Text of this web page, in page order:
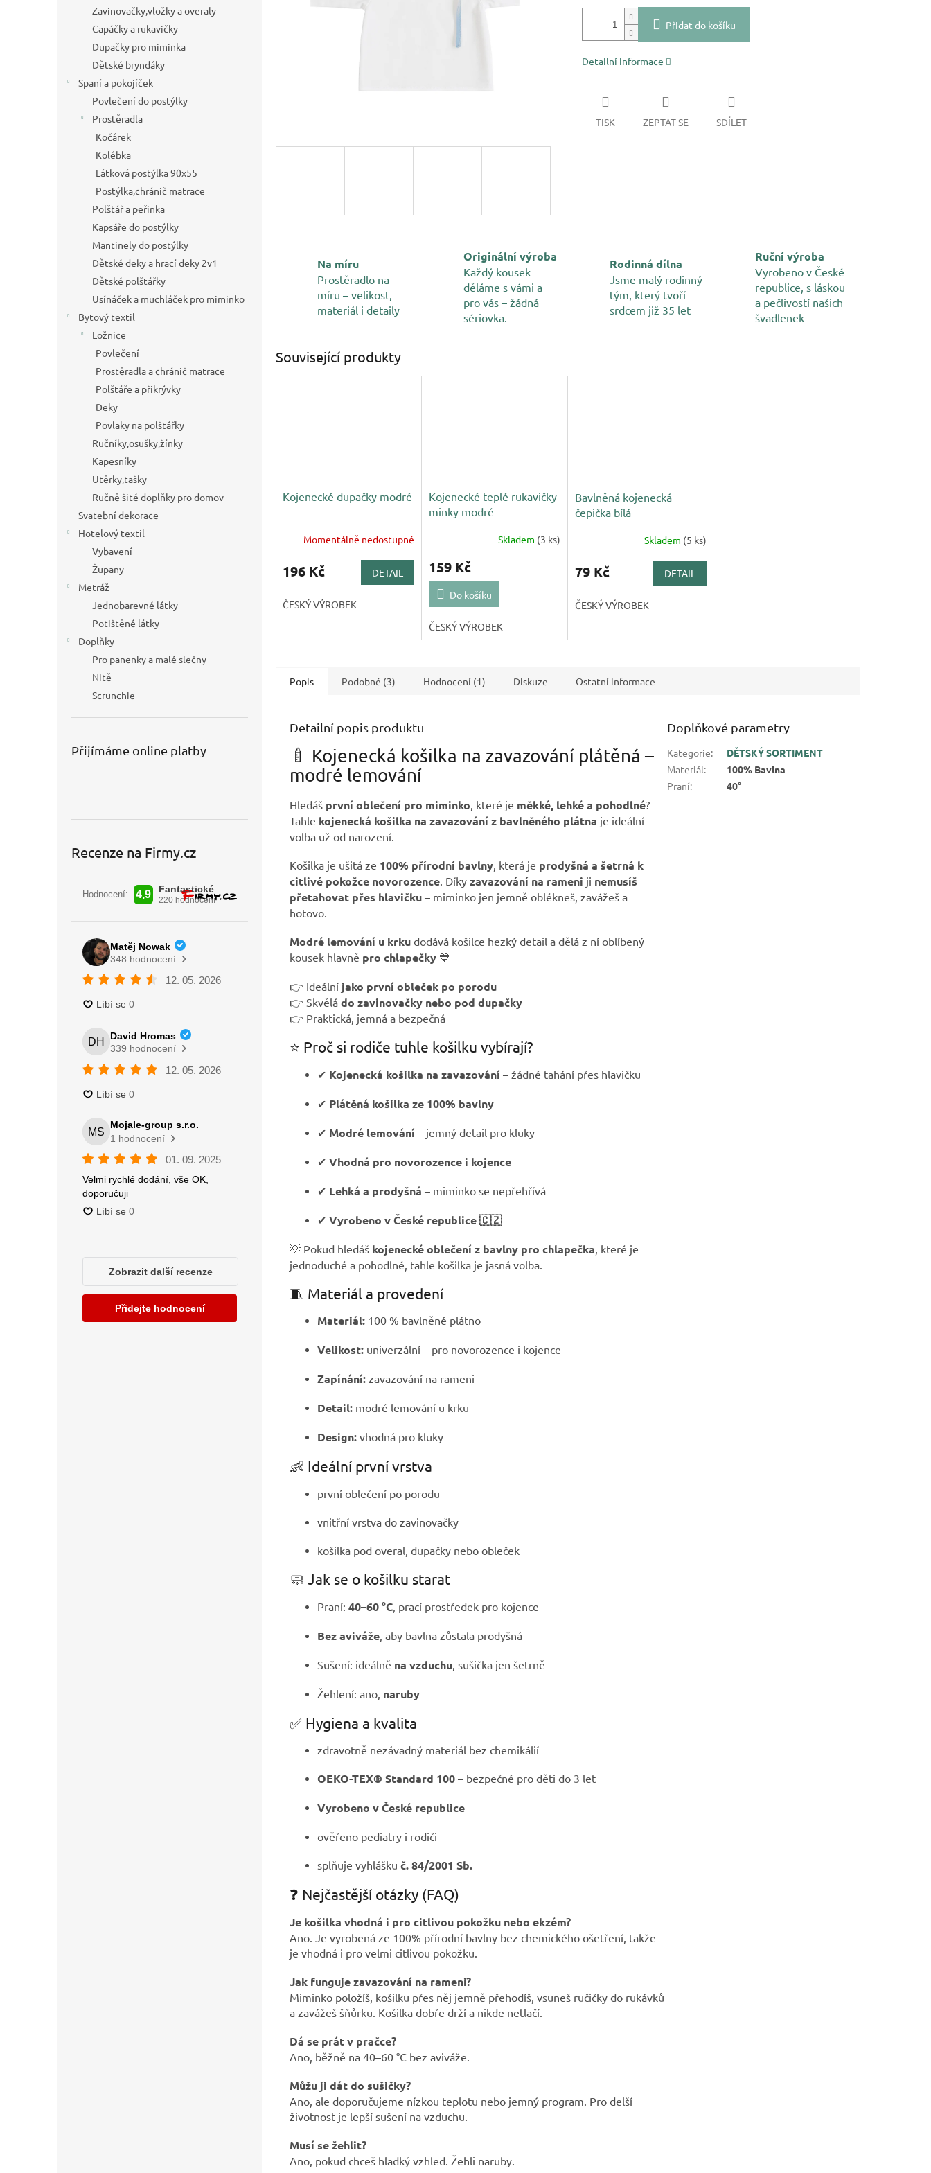
Zavinovačky,vložky a overaly
Capáčky a rukavičky
Dupačky pro miminka
Dětské bryndáky
Spaní a pokojíček
Povlečení do postýlky
Prostěradla
Kočárek
Kolébka
Látková postýlka 90x55
Postýlka,chránič matrace
Polštář a peřinka
Kapsáře do postýlky
Mantinely do postýlky
Dětské deky a hrací deky 2v1
Dětské polštářky
Usínáček a muchláček pro miminko
Bytový textil
Ložnice
Povlečení
Prostěradla a chránič matrace
Polštáře a přikrývky
Deky
Povlaky na polštářky
Ručníky,osušky,žínky
Kapesníky
Utěrky,tašky
Ručně šité doplňky pro domov
Svatební dekorace
Hotelový textil
Vybavení
Župany
Metráž
Jednobarevné látky
Potištěné látky
Doplňky
Pro panenky a malé slečny
Nitě
Scrunchie
Přijímáme online platby
Recenze na Firmy.cz
Přidat do košíku
Detailní informace
TISK ZEPTAT SE SDÍLET
Na míru
Prostěradlo na
míru – velikost,
materiál i detaily
Originální výroba
Každý kousek
děláme s vámi a
pro vás – žádná
sériovka.
Rodinná dílna
Jsme malý rodinný
tým, který tvoří
srdcem již 35 let
Ruční výroba
Vyrobeno v České
republice, s láskou
a pečlivostí našich
švadlenek
Související produkty
Kojenecké dupačky modré
Momentálně nedostupné
196 Kč DETAIL
ČESKÝ VÝROBEK
Kojenecké teplé rukavičky
minky modré
Skladem (3 ks)
159 Kč
Do košíku
ČESKÝ VÝROBEK
Bavlněná kojenecká
čepička bílá
Skladem (5 ks)
79 Kč DETAIL
ČESKÝ VÝROBEK
Popis Podobné (3) Hodnocení (1) Diskuze Ostatní informace
Detailní popis produktu
🍼 Kojenecká košilka na zavazování plátěná –
modré lemování
Hledáš první oblečení pro miminko, které je měkké, lehké a pohodlné?
Tahle kojenecká košilka na zavazování z bavlněného plátna je ideální
volba už od narození.
Košilka je ušitá ze 100% přírodní bavlny, která je prodyšná a šetrná k
citlivé pokožce novorozence. Díky zavazování na rameni ji nemusíš
přetahovat přes hlavičku – miminko jen jemně oblékneš, zavážeš a
hotovo.
Modré lemování u krku dodává košilce hezký detail a dělá z ní oblíbený
kousek hlavně pro chlapečky 💙
👉 Ideální jako první obleček po porodu
👉 Skvělá do zavinovačky nebo pod dupačky
👉 Praktická, jemná a bezpečná
⭐ Proč si rodiče tuhle košilku vybírají?
✔ Kojenecká košilka na zavazování – žádné tahání přes hlavičku
✔ Plátěná košilka ze 100% bavlny
✔ Modré lemování – jemný detail pro kluky
✔ Vhodná pro novorozence i kojence
✔ Lehká a prodyšná – miminko se nepřehřívá
✔ Vyrobeno v České republice 🇨🇿
💡 Pokud hledáš kojenecké oblečení z bavlny pro chlapečka , které je
jednoduché a pohodlné, tahle košilka je jasná volba.
🧵 Materiál a provedení
Materiál: 100 % bavlněné plátno
Velikost: univerzální – pro novorozence i kojence
Zapínání: zavazování na rameni
Detail: modré lemování u krku
Design: vhodná pro kluky
👶 Ideální první vrstva
první oblečení po porodu
vnitřní vrstva do zavinovačky
košilka pod overal, dupačky nebo obleček
🧼 Jak se o košilku starat
Praní: 40–60 °C , prací prostředek pro kojence
Bez aviváže , aby bavlna zůstala prodyšná
Sušení: ideálně na vzduchu , sušička jen šetrně
Žehlení: ano, naruby
✅ Hygiena a kvalita
zdravotně nezávadný materiál bez chemikálií
OEKO-TEX® Standard 100 – bezpečné pro děti do 3 let
Vyrobeno v České republice
ověřeno pediatry i rodiči
splňuje vyhlášku č. 84/2001 Sb.
❓ Nejčastější otázky (FAQ)
Je košilka vhodná i pro citlivou pokožku nebo ekzém?
Ano. Je vyrobená ze 100% přírodní bavlny bez chemického ošetření, takže
je vhodná i pro velmi citlivou pokožku.
Jak funguje zavazování na rameni?
Miminko položíš, košilku přes něj jemně přehodíš, vsuneš ručičky do rukávků
a zavážeš šňůrku. Košilka dobře drží a nikde netlačí.
Dá se prát v pračce?
Ano, běžně na 40–60 °C bez aviváže.
Můžu ji dát do sušičky?
Ano, ale doporučujeme nízkou teplotu nebo jemný program. Pro delší
životnost je lepší sušení na vzduchu.
Musí se žehlit?
Ano, pokud chceš hladký vzhled. Žehli naruby.
Doplňkové parametry
Kategorie:
DĚTSKÝ SORTIMENT
Materiál:
100% Bavlna
Praní: 40°